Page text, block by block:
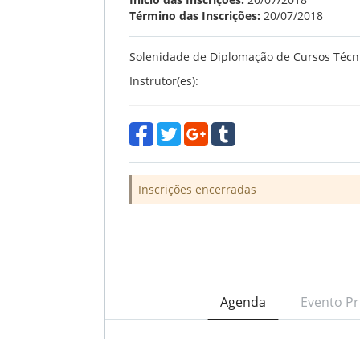
Término das Inscrições: 20/07/2018
Solenidade de Diplomação de Cursos
Instrutor(es):
Inscrições encerradas
Agenda Evento